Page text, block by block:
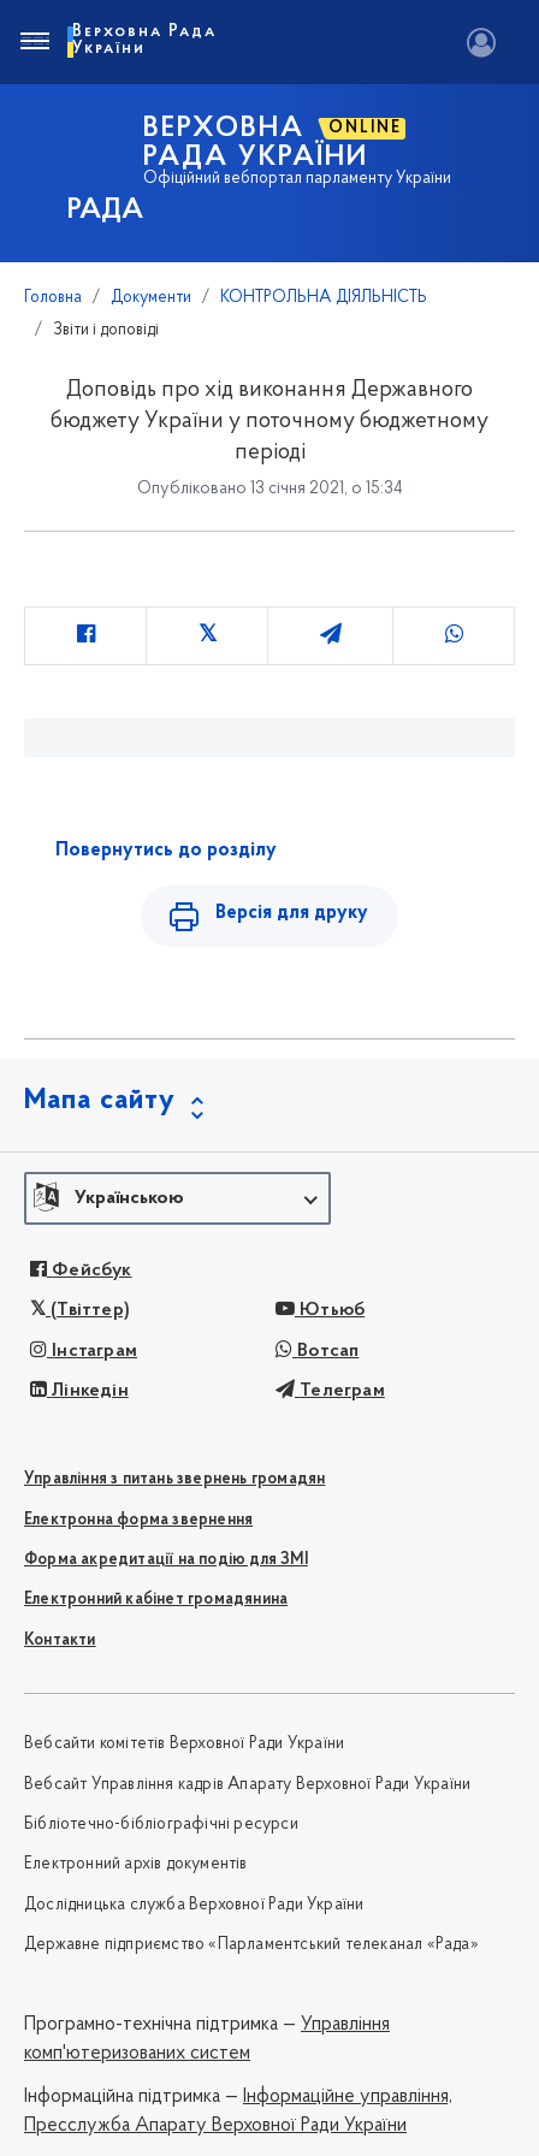
РАДА
ВЕРХОВНА ONLINE
РАДА УКРАЇНИ
Офіційний вебпортал парламенту України
Верховна Рада
України
Головна Документи
КОНТРОЛЬНА ДІЯЛЬНІСТЬ
Звіти і доповіді
Доповідь про хід виконання Державного
бюджету України у поточному бюджетному
періоді
Опубліковано 13 січня 2021, о 15:34
Повернутись до розділу
Версія для друку
Мапа сайту
Українською
Фейсбук
(Твіттер) Ютьюб
Інстаграм Вотсап
Лінкедін Телеграм
Управління з питань звернень громадян
Електронна форма звернення
Форма акредитації на подію для ЗМІ
Електронний кабінет громадянина
Контакти
Вебсайти комітетів Верховної Ради України
Вебсайт Управління кадрів Апарату Верховної Ради України
Бібліотечно-бібліографічні ресурси
Електронний архів документів
Дослідницька служба Верховної Ради України
Державне підприємство «Парламентський телеканал «Рада»
Програмно-технічна підтримка — Управління
комп'ютеризованих систем
Iнформаційна підтримка — Інформаційне управління,
Пресслужба Апарату Верховної Ради України